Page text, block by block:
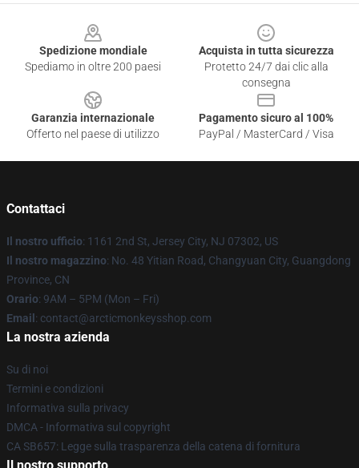
Spedizione mondiale
Spediamo in oltre 200 paesi
Acquista in tutta sicurezza
Protetto 24/7 dai clic alla
consegna
Garanzia internazionale
Offerto nel paese di utilizzo
Pagamento sicuro al 100%
PayPal / MasterCard / Visa
Contattaci
Il nostro ufficio: 1161 2nd St, Jersey City, NJ 07302, US
Il nostro magazzino: No. 48 Yitian Road, Changyuan City, Guangdong
Province, CN
Orario: 9AM – 5PM (Mon – Fri)
Email : contact@arcticmonkeysshop.com
La nostra azienda
Su di noi
Termini e condizioni
Informativa sulla privacy
DMCA - Informativa sul copyright
CA SB657: Legge sulla trasparenza della catena di fornitura